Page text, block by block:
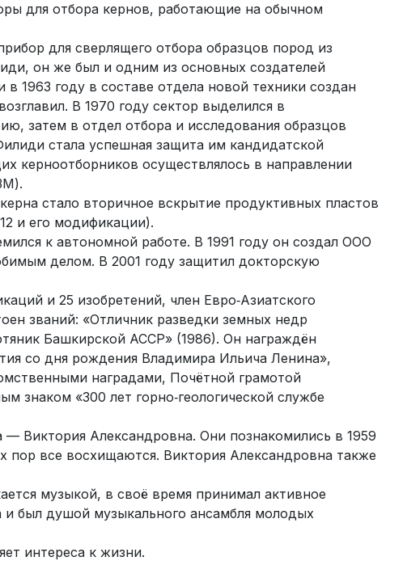
для отбора кернов, работающие на обычном
для сверлящего отбора образцов пород из
он же был и одним из основных создателей
1963 году в составе отдела новой техники создан
В 1970 году сектор выделился в
затем в отдел отбора и исследования образцов
стала успешная защита им кандидатской
керноотборников осуществлялось в направлении
стало вторичное вскрытие продуктивных пластов
и его модификации).
к автономной работе. В 1991 году он создал ООО
делом. В 2001 году защитил докторскую
и 25 изобретений, член Евро‑Азиатского
званий: «Отличник разведки земных недр
Башкирской АССР» (1986). Он награждён
со дня рождения Владимира Ильича Ленина»,
наградами, Почётной грамотой
знаком «300 лет горно‑геологической службе
Виктория Александровна. Они познакомились в 1959
пор все восхищаются. Виктория Александровна также
музыкой, в своё время принимал активное
и был душой музыкального ансамбля молодых
интереса к жизни.